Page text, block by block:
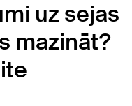
uz sejas
mazināt?